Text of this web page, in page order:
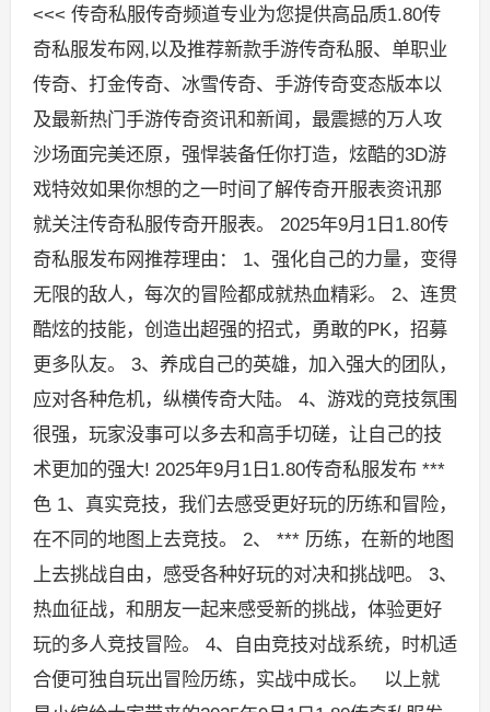
<<< 传奇私服传奇频道专业为您提供高品质1.80传
奇私服发布网,以及推荐新款手游传奇私服、单职业
传奇、打金传奇、冰雪传奇、手游传奇变态版本以
及最新热门手游传奇资讯和新闻，最震撼的万人攻
沙场面完美还原，强悍装备任你打造，炫酷的3D游
戏特效如果你想的之一时间了解传奇开服表资讯那
就关注传奇私服传奇开服表。 2025年9月1日1.80传
奇私服发布网推荐理由： 1、强化自己的力量，变得
无限的敌人，每次的冒险都成就热血精彩。 2、连贯
酷炫的技能，创造出超强的招式，勇敢的PK，招募
更多队友。 3、养成自己的英雄，加入强大的团队，
应对各种危机，纵横传奇大陆。 4、游戏的竞技氛围
很强，玩家没事可以多去和高手切磋，让自己的技
术更加的强大! 2025年9月1日1.80传奇私服发布 ***
色 1、真实竞技，我们去感受更好玩的历练和冒险，
在不同的地图上去竞技。 2、 *** 历练，在新的地图
上去挑战自由，感受各种好玩的对决和挑战吧。 3、
热血征战，和朋友一起来感受新的挑战，体验更好
玩的多人竞技冒险。 4、自由竞技对战系统，时机适
合便可独自玩出冒险历练，实战中成长。 以上就